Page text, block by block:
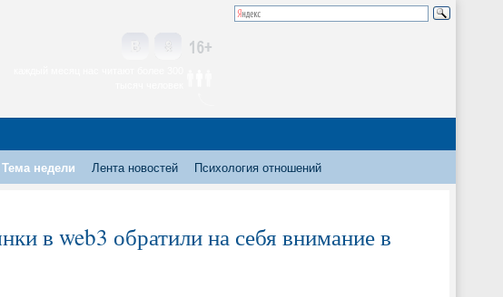
Тема недели Лента новостей Психология отношений
в web3 обратили на себя внимание в